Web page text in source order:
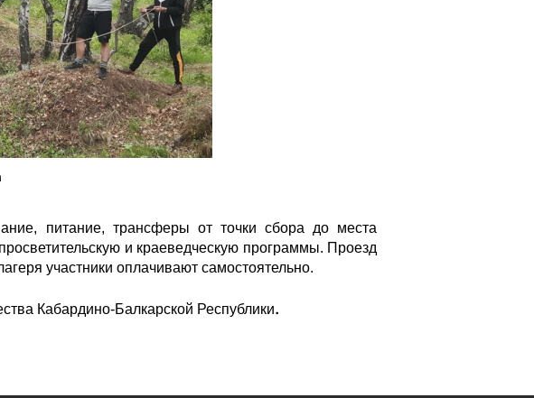
питание, трансферы от точки сбора до места
и краеведческую программы. Проезд
участники оплачивают самостоятельно.
Кабардино-Балкарской Республики.